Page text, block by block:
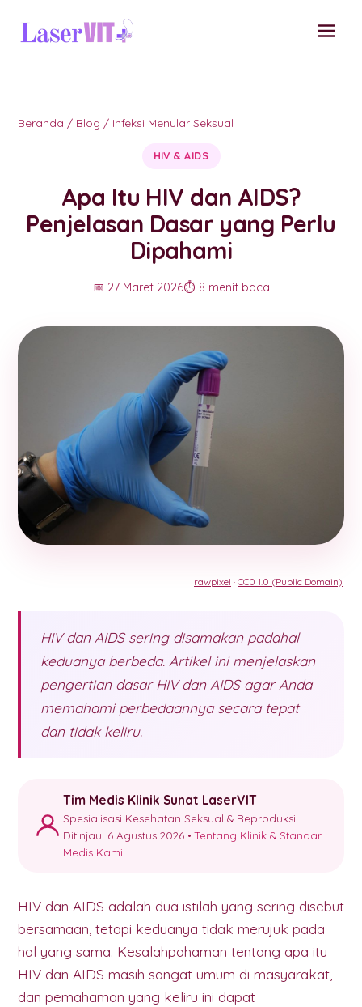
Beranda / Blog / Infeksi Menular Seksual
HIV & AIDS
Apa Itu HIV dan AIDS?
Penjelasan Dasar yang Perlu
Dipahami
📅 27 Maret 2026⏱️ 8 menit baca
rawpixel · CC0 1.0 (Public Domain)
HIV dan AIDS sering disamakan padahal
keduanya berbeda. Artikel ini menjelaskan
pengertian dasar HIV dan AIDS agar Anda
memahami perbedaannya secara tepat
dan tidak keliru.
Tim Medis Klinik Sunat LaserVIT
Spesialisasi Kesehatan Seksual & Reproduksi
Ditinjau: 6 Agustus 2026 •Tentang Klinik & Standar
Medis Kami
HIV dan AIDS adalah dua istilah yang sering disebut
bersamaan, tetapi keduanya tidak merujuk pada
hal yang sama. Kesalahpahaman tentang apa itu
HIV dan AIDS masih sangat umum di masyarakat,
dan pemahaman yang keliru ini dapat